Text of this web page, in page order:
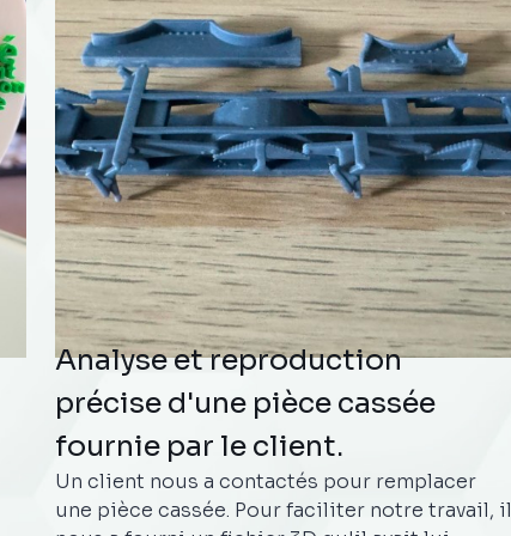
Analyse et reproduction
précise d'une pièce cassée
fournie par le client.
Un client nous a contactés pour remplacer
une pièce cassée. Pour faciliter notre travail, il